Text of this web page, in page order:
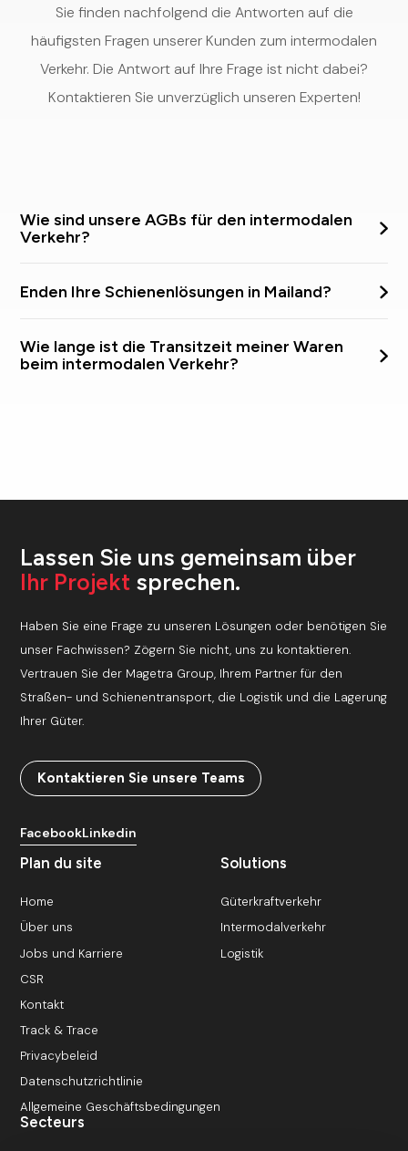
Sie finden nachfolgend die Antworten auf die
häufigsten Fragen unserer Kunden zum intermodalen
Verkehr. Die Antwort auf Ihre Frage ist nicht dabei?
Kontaktieren Sie unverzüglich unseren Experten!
Wie sind unsere AGBs für den intermodalen
Verkehr?
Geschäftsbedingungen (AGBs) für den intermodalen
https://febetra.be/wp-
Enden Ihre Schienenlösungen in Mailand?
Mailand. Die Schienenverbindungen ab unserem Terminal in
Wie lange ist die Transitzeit meiner Waren
beim intermodalen Verkehr?
gegenüber einemreinen Straßengütertransport
Ihre Anforderungen zugeschnittene Leistung bei
gleichzeitiger Optimierung der logistischen Aspekte zu
Lassen Sie uns gemeinsam über
Ihr Projekt sprechen.
Haben Sie eine Frage zu unseren Lösungen oder benötigen Sie
unser Fachwissen? Zögern Sie nicht, uns zu kontaktieren.
Vertrauen Sie der Magetra Group, Ihrem Partner für den
Straßen- und Schienentransport, die Logistik und die Lagerung
Ihrer Güter.
Kontaktieren Sie unsere Teams
FacebookLinkedin
Plan du site
Home
Über uns
Jobs und Karriere
CSR
Kontakt
Track & Trace
Privacybeleid
Datenschutzrichtlinie
Allgemeine Geschäftsbedingungen
Solutions
Güterkraftverkehr
Intermodalverkehr
Logistik
Secteurs